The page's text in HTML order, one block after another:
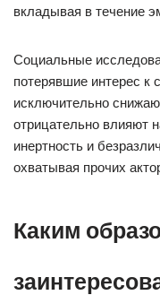
вкладывая в течение
Социальные
потерявшие интерес к
исключительно
отрицательно влияют
инертность и
охватывая прочих
Каким